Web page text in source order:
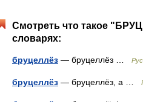
Смотреть что такое
словарях:
бруцеллёз — бруцеллёз …
бруцеллёз — бруцеллёз, а …